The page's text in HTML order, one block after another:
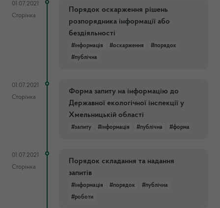
01.07.2021
Сторінка
Порядок оскарження рішень
розпорядника інформації або
бездіяльності
#інформація #оскарження
#порядок
#публічна
01.07.2021
Сторінка
Форма запиту на інформацію до
Державної екологічної інспекції у
Хмельницькій області
#запиту #інформація #публічна #форма
01.07.2021
Сторінка
Порядок складання та надання
запитів
#інформація #порядок
#публічна
#роботи